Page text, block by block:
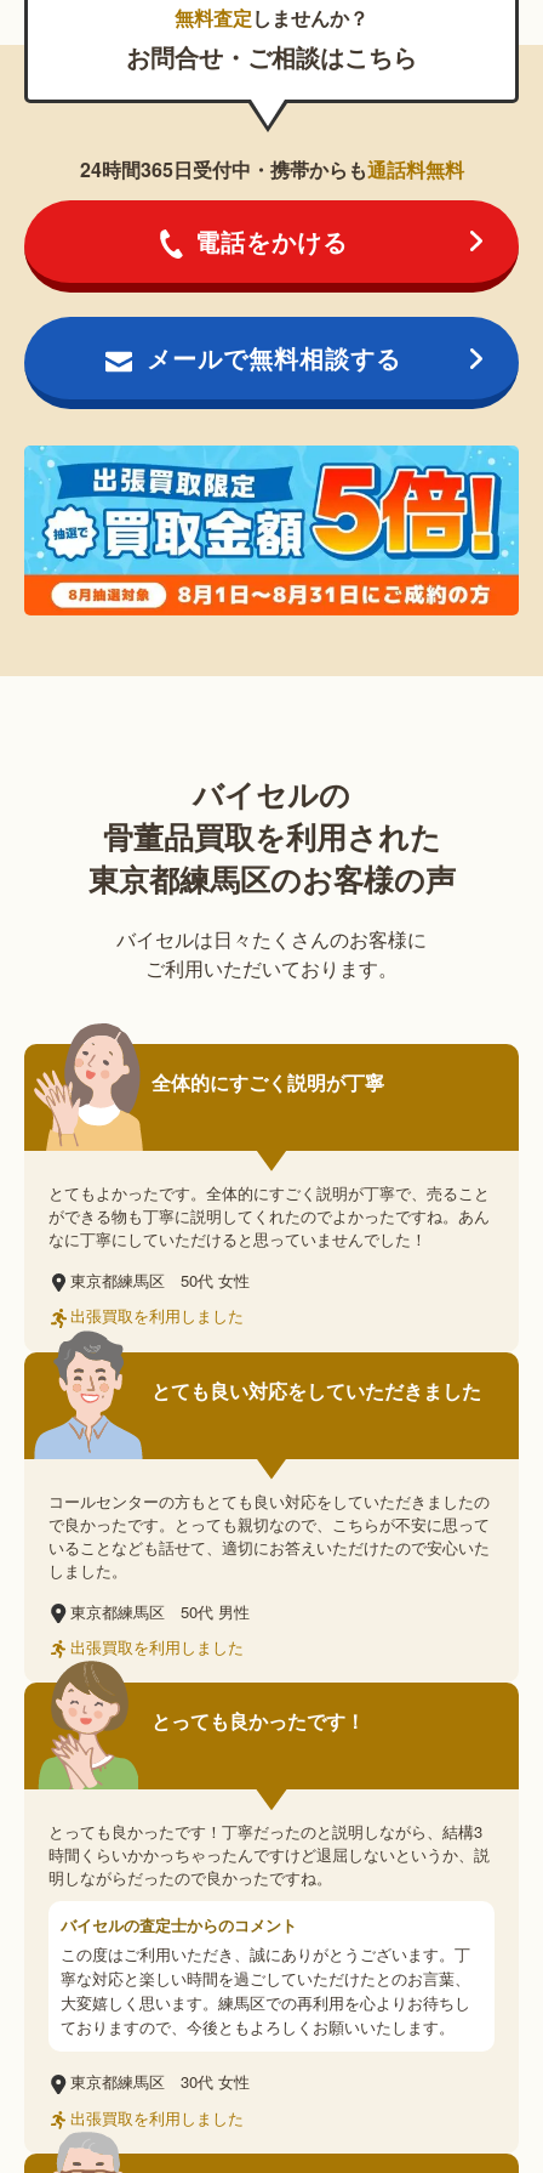
無料査定しませんか？
お問合せ・ご相談はこちら
24時間365日受付中・携帯からも通話料無料
電話をかける
メールで無料相談する
バイセルの
骨董品買取を利用された
東京都練馬区のお客様の声
バイセルは日々たくさんのお客様に
ご利用いただいております。
全体的にすごく説明が丁寧
とてもよかったです。全体的にすごく説明が丁寧で、売ること
ができる物も丁寧に説明してくれたのでよかったですね。あん
なに丁寧にしていただけると思っていませんでした！
東京都練馬区
50代 女性
出張買取を利用しました
とても良い対応をしていただきました
コールセンターの方もとても良い対応をしていただきましたの
で良かったです。とっても親切なので、こちらが不安に思って
いることなども話せて、適切にお答えいただけたので安心いた
しました。
東京都練馬区
50代 男性
出張買取を利用しました
とっても良かったです！
とっても良かったです！丁寧だったのと説明しながら、結構3
時間くらいかかっちゃったんですけど退屈しないというか、説
明しながらだったので良かったですね。
バイセルの査定士からのコメント
この度はご利用いただき、誠にありがとうございます。丁
寧な対応と楽しい時間を過ごしていただけたとのお言葉、
大変嬉しく思います。練馬区での再利用を心よりお待ちし
ておりますので、今後ともよろしくお願いいたします。
東京都練馬区 30代 女性
出張買取を利用しました